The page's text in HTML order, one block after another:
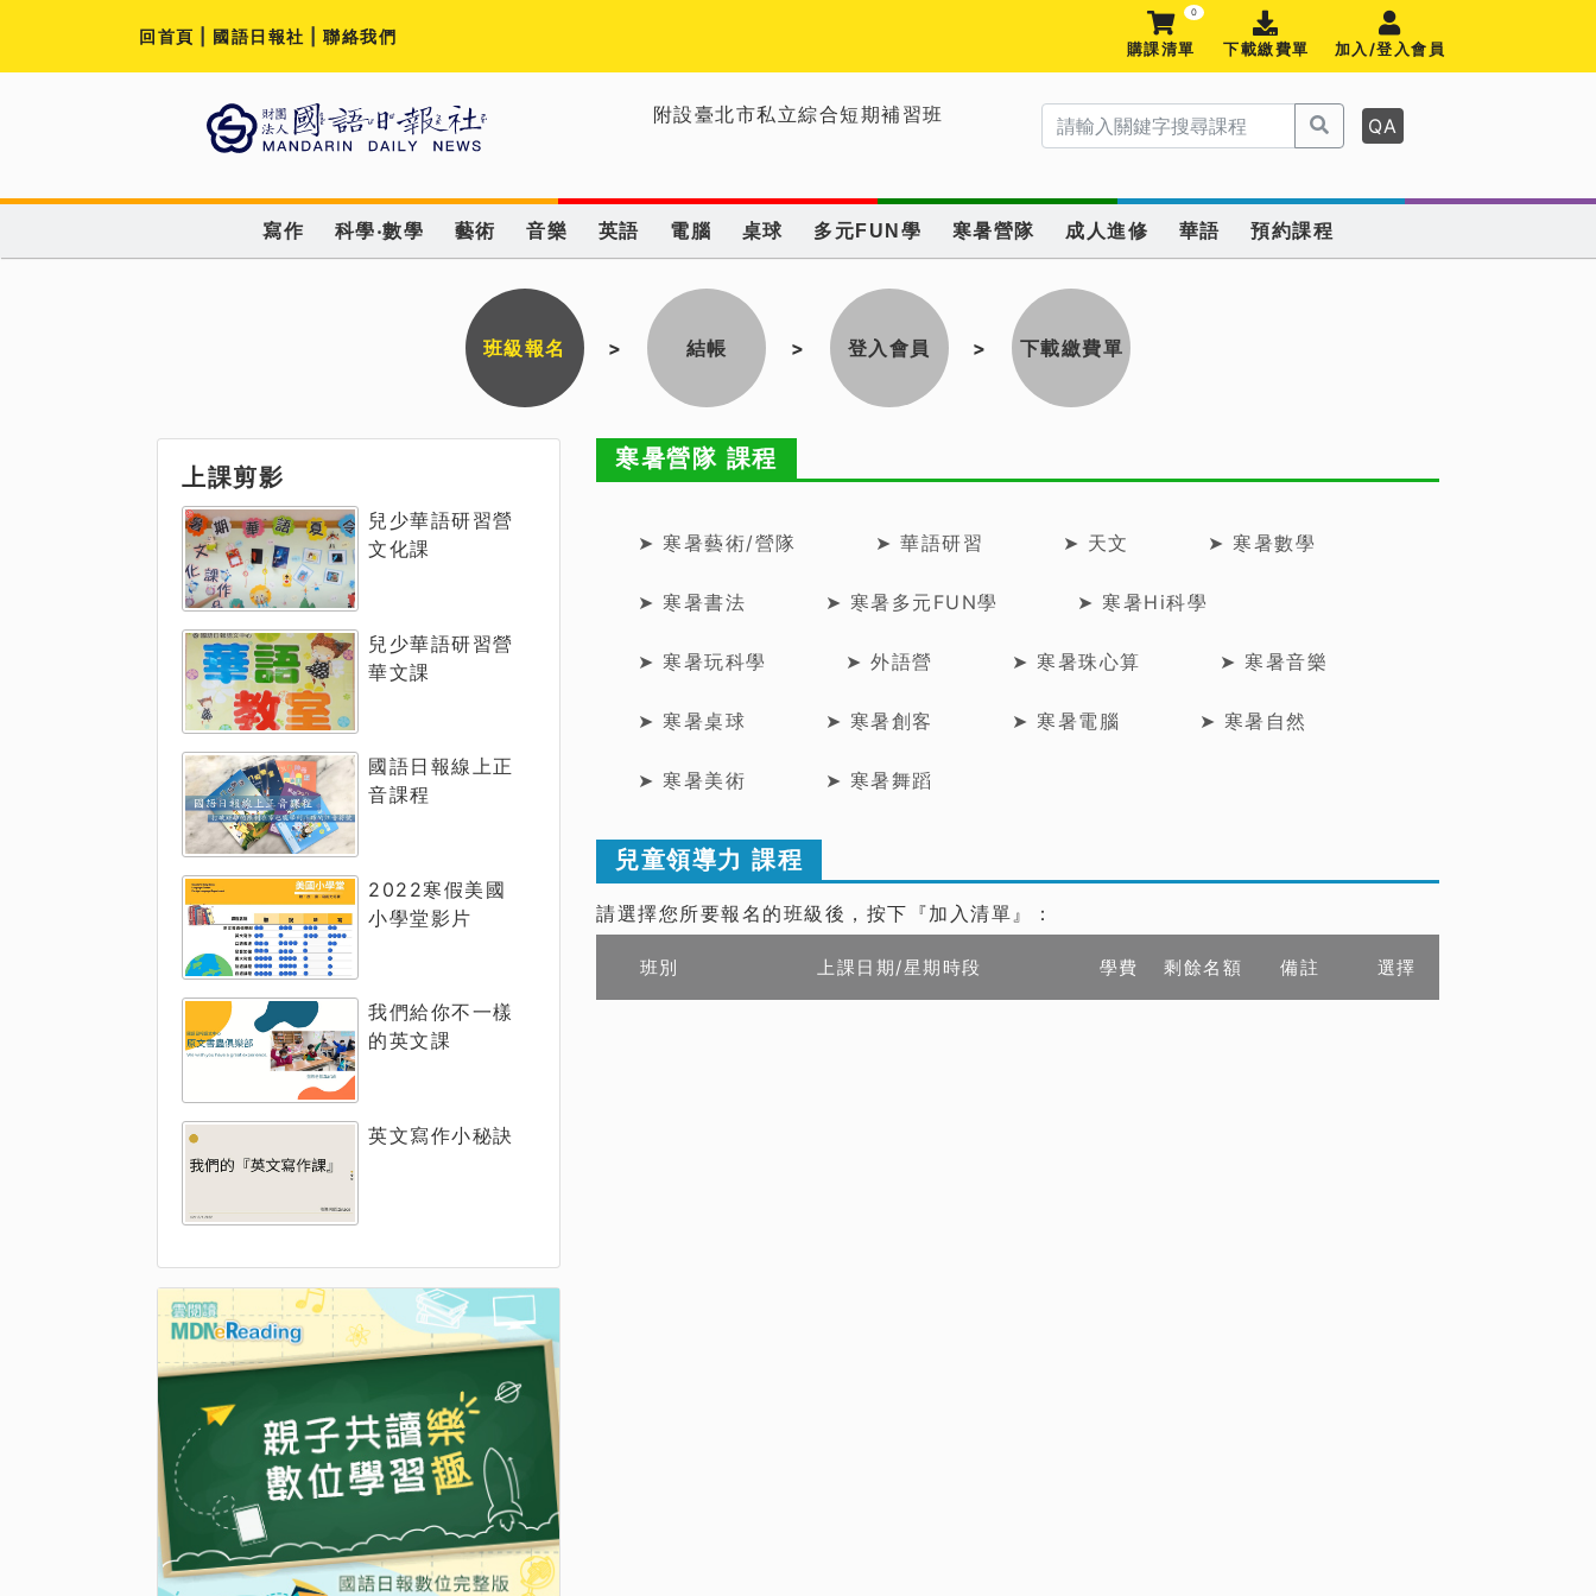
回首頁 國語日報社 聯絡我們
0
購課清單 下載繳費單 加入/登入會員
附設臺北市私立綜合短期補習班 QA
寫作 科學‧數學 藝術 音樂 英語 電腦 桌球 多元FUN學 寒暑營隊 成人進修 華語 預約課程
班級報名 > 結帳 > 登入會員 > 下載繳費單
上課剪影
兒少華語研習營
文化課
兒少華語研習營
華文課
國語日報線上正
音課程
2022寒假美國
小學堂影片
我們給你不一樣
的英文課
英文寫作小秘訣
寒暑營隊 課程
➤ 寒暑藝術/營隊 ➤ 華語研習 ➤ 天文 ➤ 寒暑數學
➤ 寒暑書法 ➤ 寒暑多元FUN學 ➤ 寒暑Hi科學
➤ 寒暑玩科學 ➤ 外語營 ➤ 寒暑珠心算 ➤ 寒暑音樂
➤ 寒暑桌球 ➤ 寒暑創客 ➤ 寒暑電腦 ➤ 寒暑自然
➤ 寒暑美術 ➤ 寒暑舞蹈
兒童領導力 課程
請選擇您所要報名的班級後，按下『加入清單』：
班別 上課日期/星期時段 學費 剩餘名額 備註 選擇